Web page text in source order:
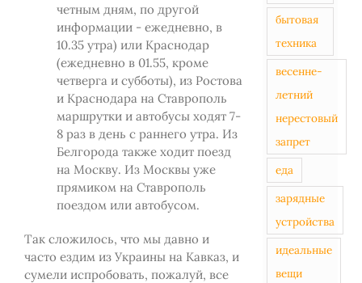
четным дням, по другой
информации - ежедневно, в
10.35 утра) или Краснодар
(ежедневно в 01.55, кроме
четверга и субботы), из Ростова
и Краснодара на Ставрополь
маршрутки и автобусы ходят 7-
8 раз в день с раннего утра. Из
Белгорода также ходит поезд
на Москву. Из Москвы уже
прямиком на Ставрополь
поездом или автобусом.
Так сложилось, что мы давно и
часто ездим из Украины на Кавказ, и
сумели испробовать, пожалуй, все
бытовая
техника
весенне-
летний
нерестовый
запрет
еда
зарядные
устройства
идеальные
вещи